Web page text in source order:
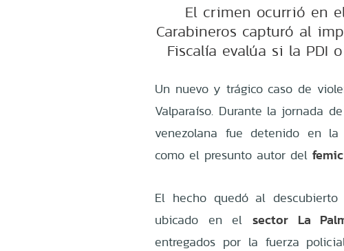
El crimen ocurrió en
Carabineros capturó al
Fiscalía evalúa si la PDI
Un nuevo y trágico caso de
Valparaíso. Durante la jornada
venezolana fue detenido en la
como el presunto autor del
El hecho quedó al
ubicado en el sector La
entregados por la fuerza